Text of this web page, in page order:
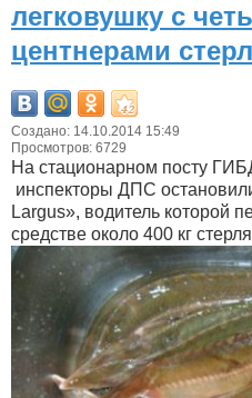
легковушку с
центнерами
Создано: 14.10.2014 15:49
Просмотров: 6729
На стационарном посту
инспекторы ДПС
Largus», водитель которой
средстве около 400 кг